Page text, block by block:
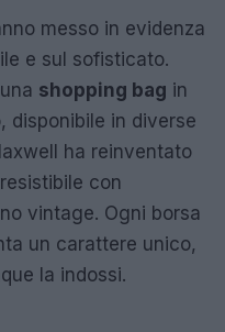
messo in evidenza
e sul sofisticato.
shopping bag in
disponibile in diverse
ha reinventato
con
vintage. Ogni borsa
un carattere unico,
la indossi.